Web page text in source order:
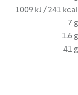
1009 kJ / 241 kcal
7 g
1.6 g
41 g